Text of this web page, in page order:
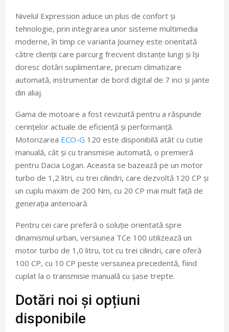
Nivelul Expression aduce un plus de confort și
tehnologie, prin integrarea unor sisteme multimedia
moderne, în timp ce varianta Journey este orientată
către clienții care parcurg frecvent distanțe lungi și își
doresc dotări suplimentare, precum climatizare
automată, instrumentar de bord digital de 7 inci și jante
din aliaj.
Gama de motoare a fost revizuită pentru a răspunde
cerințelor actuale de eficiență și performanță.
Motorizarea ECO-G 120 este disponibilă atât cu cutie
manuală, cât și cu transmisie automată, o premieră
pentru Dacia Logan. Aceasta se bazează pe un motor
turbo de 1,2 litri, cu trei cilindri, care dezvoltă 120 CP și
un cuplu maxim de 200 Nm, cu 20 CP mai mult față de
generația anterioară.
Pentru cei care preferă o soluție orientată spre
dinamismul urban, versiunea TCe 100 utilizează un
motor turbo de 1,0 litru, tot cu trei cilindri, care oferă
100 CP, cu 10 CP peste versiunea precedentă, fiind
cuplat la o transmisie manuală cu șase trepte.
Dotări noi și opțiuni
disponibile